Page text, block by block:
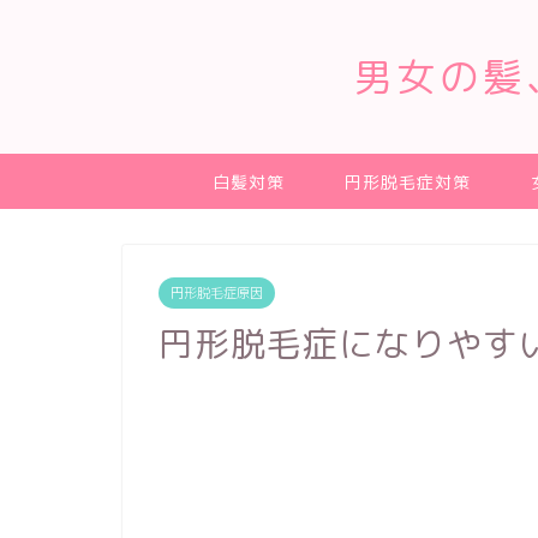
男女の
白髪対策 円形脱毛症対策
円形脱毛症原因
円形脱毛症になりや